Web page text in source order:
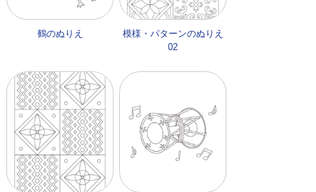
鶴のぬりえ
模様・パターンのぬりえ
02